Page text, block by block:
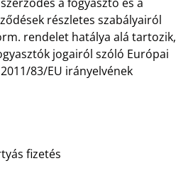
részletes szabályairól
rendelet hatálya alá tartozik,
jogairól szóló Európai
83/EU irányelvének
fizetés